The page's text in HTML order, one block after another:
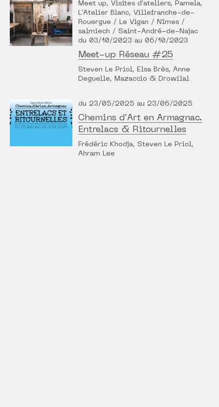
Meet up, Visites d'ateliers, Pamela,
L'Atelier Blanc, Villefranche-de-
Rouergue / Le Vigan / Nîmes /
salmiech / Saint-André-de-Najac
du 03/10/2023 au 06/10/2023
Meet-up Réseau #25
Steven Le Priol, Elsa Brès, Anne
Deguelle, Mazaccio & Drowilal
du 23/05/2025 au 23/06/2025
Chemins d'Art en Armagnac.
Entrelacs & Ritournelles
Frédéric Khodja, Steven Le Priol,
Ahram Lee